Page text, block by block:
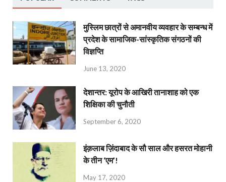
मुस्लिम छात्रों से अमानवीय व्यवहार के सम्बन्ध में
प्रदेश के सामाजिक-सांस्कृतिक संगठनों की
विज्ञप्ति
June 13, 2020
देशान्‍तर: यूरोप के आखिरी तानाशाह को एक
शिक्षिका की चुनौती
September 6, 2020
इंक़लाब ज़िंदाबाद के सौ साल और हसरत मोहानी
के तीन ‘एम’!
May 17, 2020